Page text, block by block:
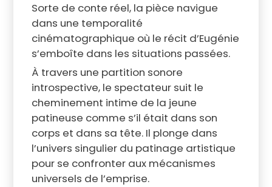
Sorte de conte réel, la pièce navigue
dans une temporalité
cinématographique où le récit d’Eugénie
s’emboîte dans les situations passées.
À travers une partition sonore
introspective, le spectateur suit le
cheminement intime de la jeune
patineuse comme s’il était dans son
corps et dans sa tête. Il plonge dans
l’univers singulier du patinage artistique
pour se confronter aux mécanismes
universels de l’emprise.